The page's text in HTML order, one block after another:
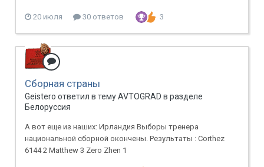
20 июля 30 ответов 3
Сборная страны
Geistero ответил в тему AVTOGRAD в разделе
Белоруссия
А вот еще из наших: Ирландия Выборы тренера
национальной сборной окончены. Результаты : Corthez
6144 2 Matthew 3 Zero Zhen 1